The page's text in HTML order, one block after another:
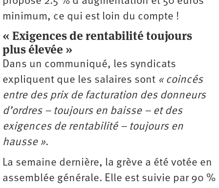
minimum, ce qui est loin du compte !
« Exigences de rentabilité toujours
plus élevée »
Dans un communiqué, les syndicats
expliquent que les salaires sont « coincés
entre des prix de facturation des donneurs
d’ordres – toujours en baisse – et des
exigences de rentabilité – toujours en
hausse ».
La semaine dernière, la grève a été votée en
assemblée générale. Elle est suivie par 90 %